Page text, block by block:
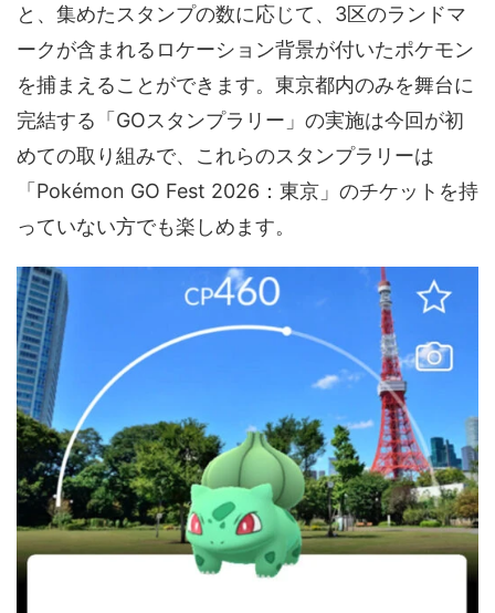
と、集めたスタンプの数に応じて、3区のランドマ
ークが含まれるロケーション背景が付いたポケモン
を捕まえることができます。東京都内のみを舞台に
完結する「GOスタンプラリー」の実施は今回が初
めての取り組みで、これらのスタンプラリーは
「Pokémon GO Fest 2026：東京」のチケットを持
っていない方でも楽しめます。